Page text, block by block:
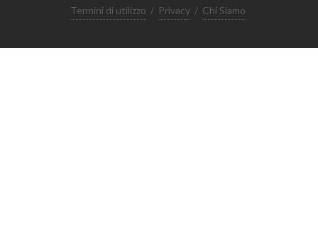
Termini di utilizzo / Privacy / Chi Siamo